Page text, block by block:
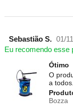
Sebastião S. 01/
Eu recomendo esse
Ótimo
O
a todos.
Bozza